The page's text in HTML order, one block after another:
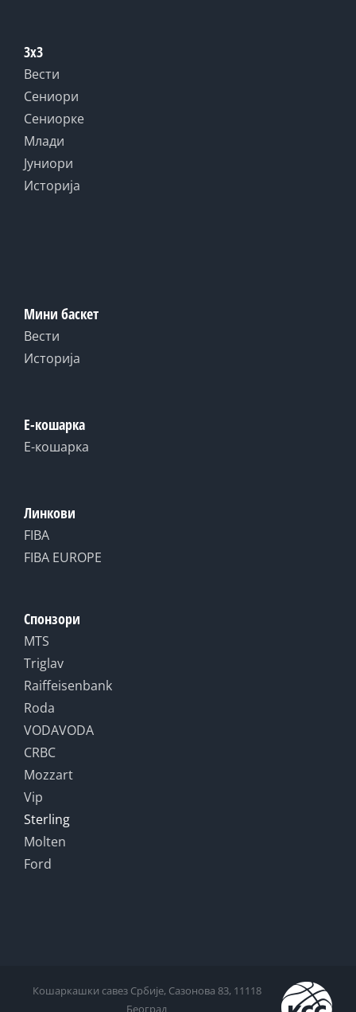
3x3
Вести
Сениори
Сениорке
Млади
Јуниори
Историја
Мини баскет
Вести
Историја
Е-кошарка
Е-кошарка
Линкови
FIBA
FIBA EUROPE
Спонзори
MTS
Triglav
Raiffeisenbank
Roda
VODAVODA
CRBC
Mozzart
Vip
Sterling
Molten
Ford
Кошаркашки савез Србије, Сазонова 83, 11118
Београд